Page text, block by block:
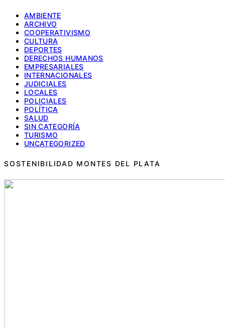
AMBIENTE
ARCHIVO
COOPERATIVISMO
CULTURA
DEPORTES
DERECHOS HUMANOS
EMPRESARIALES
INTERNACIONALES
JUDICIALES
LOCALES
POLICIALES
POLÍTICA
SALUD
SIN CATEGORÍA
TURISMO
UNCATEGORIZED
SOSTENIBILIDAD MONTES DEL PLATA